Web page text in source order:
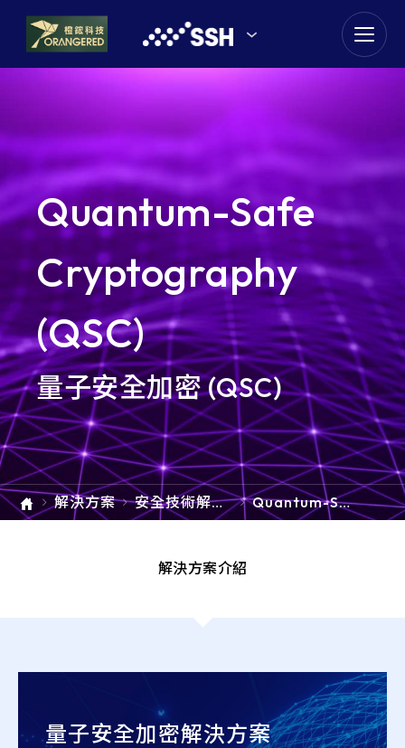
QSAN 廣盛科技
OPSWAT
MENLO SECURITY
SSH Communications
Security
e-SOFT
ARMIS
Quantum-Safe
Cryptography
(QSC)
量子安全加密 (QSC)
解決方案
安全技術解決
方案
Quantum-Sa
fe Cryptogr
解決方案介紹
量子安全加密解決方案